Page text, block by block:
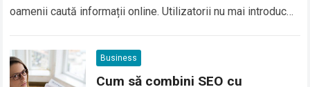
oamenii caută informații online. Utilizatorii nu mai introduc
Business
Cum să combini SEO cu